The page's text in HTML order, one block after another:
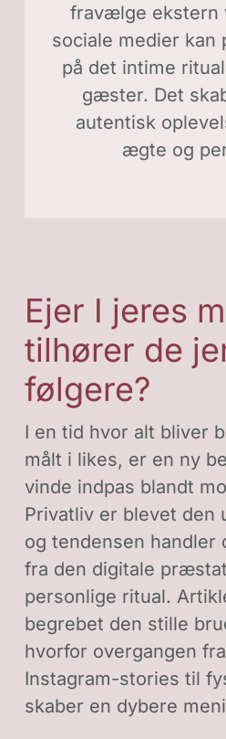
fravælge ekstern
sociale medier kan
på det intime
gæster. Det
autentisk
ægte og
Ejer I jeres
tilhører de
følgere?
I en tid hvor alt bliver
målt i likes, er en ny
vinde indpas blandt
Privatliv er blevet den
og tendensen handler
fra den digitale
personlige ritual.
begrebet den stille
hvorfor overgangen
Instagram-stories til
skaber en dybere